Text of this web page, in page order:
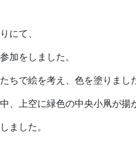
にて、
加をしました。
ちで絵を考え、色を塗りまし
、上空に緑色の中央小凧が揚
ました。